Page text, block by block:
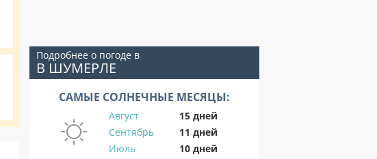
Подробнее о погоде в
В ШУМЕРЛЕ
САМЫЕ СОЛНЕЧНЫЕ МЕСЯЦЫ:
Август
15 дней
Сентябрь
11 дней
Июль
10 дней